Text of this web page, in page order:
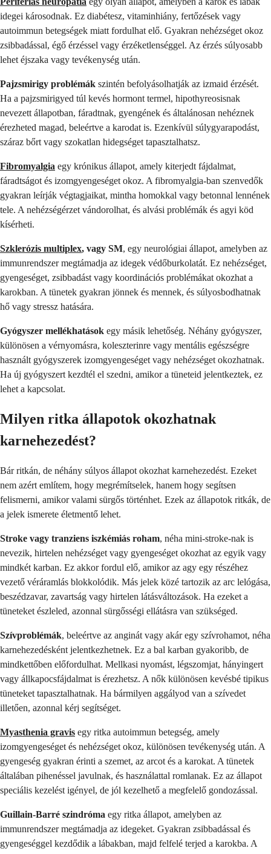
idegei károsodnak. Ez diabétesz, vitaminhiány, fertőzések vagy
autoimmun betegségek miatt fordulhat elő. Gyakran nehézséget okoz
zsibbadással, égő érzéssel vagy érzéketlenséggel. Az érzés súlyosabb
lehet éjszaka vagy tevékenység után.
Pajzsmirigy problémák szintén befolyásolhatják az izmaid érzését.
Ha a pajzsmirigyed túl kevés hormont termel, hipothyreosisnak
nevezett állapotban, fáradtnak, gyengének és általánosan nehéznek
érezheted magad, beleértve a karodat is. Ezenkívül súlygyarapodást,
száraz bőrt vagy szokatlan hidegséget tapasztalhatsz.
Fibromyalgia egy krónikus állapot, amely kiterjedt fájdalmat,
fáradtságot és izomgyengeséget okoz. A fibromyalgia-ban szenvedők
gyakran leírják végtagjaikat, mintha homokkal vagy betonnal lennének
tele. A nehézségérzet vándorolhat, és alvási problémák és agyi köd
kísérheti.
Szklerózis multiplex, vagy SM, egy neurológiai állapot, amelyben az
immunrendszer megtámadja az idegek védőburkolatát. Ez nehézséget,
gyengeséget, zsibbadást vagy koordinációs problémákat okozhat a
karokban. A tünetek gyakran jönnek és mennek, és súlyosbodhatnak
hő vagy stressz hatására.
Gyógyszer mellékhatások egy másik lehetőség. Néhány gyógyszer,
különösen a vérnyomásra, koleszterinre vagy mentális egészségre
használt gyógyszerek izomgyengeséget vagy nehézséget okozhatnak.
Ha új gyógyszert kezdtél el szedni, amikor a tüneteid jelentkeztek, ez
lehet a kapcsolat.
Milyen ritka állapotok okozhatnak
karnehezedést?
Bár ritkán, de néhány súlyos állapot okozhat karnehezedést. Ezeket
nem azért említem, hogy megrémítselek, hanem hogy segítsen
felismerni, amikor valami sürgős történhet. Ezek az állapotok ritkák, de
a jelek ismerete életmentő lehet.
Stroke vagy tranziens iszkémiás roham, néha mini-stroke-nak is
nevezik, hirtelen nehézséget vagy gyengeséget okozhat az egyik vagy
mindkét karban. Ez akkor fordul elő, amikor az agy egy részéhez
vezető véráramlás blokkolódik. Más jelek közé tartozik az arc lelógása,
beszédzavar, zavartság vagy hirtelen látásváltozások. Ha ezeket a
tüneteket észleled, azonnal sürgősségi ellátásra van szükséged.
Szívproblémák, beleértve az anginát vagy akár egy szívrohamot, néha
karnehezedésként jelentkezhetnek. Ez a bal karban gyakoribb, de
mindkettőben előfordulhat. Mellkasi nyomást, légszomjat, hányingert
vagy állkapocsfájdalmat is érezhetsz. A nők különösen kevésbé tipikus
tüneteket tapasztalhatnak. Ha bármilyen aggályod van a szívedet
illetően, azonnal kérj segítséget.
Myasthenia gravis egy ritka autoimmun betegség, amely
izomgyengeséget és nehézséget okoz, különösen tevékenység után. A
gyengeség gyakran érinti a szemet, az arcot és a karokat. A tünetek
általában pihenéssel javulnak, és használattal romlanak. Ez az állapot
speciális kezelést igényel, de jól kezelhető a megfelelő gondozással.
Guillain-Barré szindróma egy ritka állapot, amelyben az
immunrendszer megtámadja az idegeket. Gyakran zsibbadással és
gyengeséggel kezdődik a lábakban, majd felfelé terjed a karokba. A